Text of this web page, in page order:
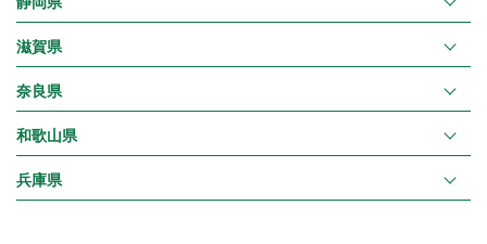
滋賀県
奈良県
和歌山県
兵庫県